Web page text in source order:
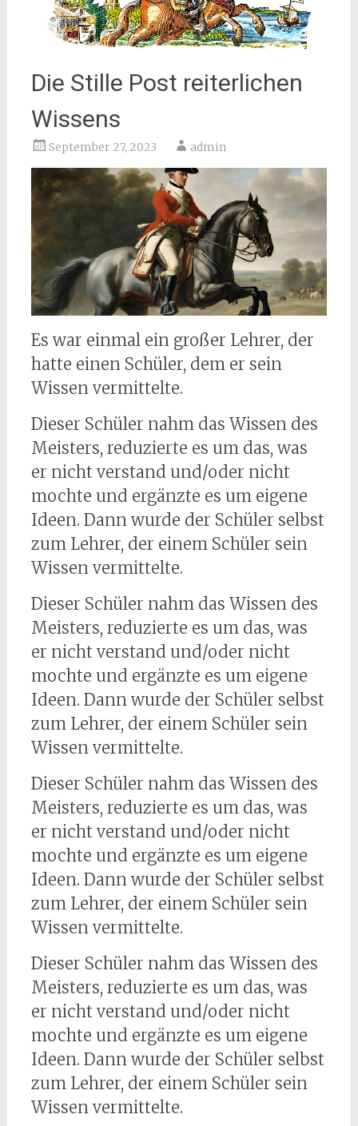
Die Stille Post reiterlichen
Wissens
September 27, 2023 admin
Es war einmal ein großer Lehrer, der
hatte einen Schüler, dem er sein
Wissen vermittelte.
Dieser Schüler nahm das Wissen des
Meisters, reduzierte es um das, was
er nicht verstand und/oder nicht
mochte und ergänzte es um eigene
Ideen. Dann wurde der Schüler selbst
zum Lehrer, der einem Schüler sein
Wissen vermittelte.
Dieser Schüler nahm das Wissen des
Meisters, reduzierte es um das, was
er nicht verstand und/oder nicht
mochte und ergänzte es um eigene
Ideen. Dann wurde der Schüler selbst
zum Lehrer, der einem Schüler sein
Wissen vermittelte.
Dieser Schüler nahm das Wissen des
Meisters, reduzierte es um das, was
er nicht verstand und/oder nicht
mochte und ergänzte es um eigene
Ideen. Dann wurde der Schüler selbst
zum Lehrer, der einem Schüler sein
Wissen vermittelte.
Dieser Schüler nahm das Wissen des
Meisters, reduzierte es um das, was
er nicht verstand und/oder nicht
mochte und ergänzte es um eigene
Ideen. Dann wurde der Schüler selbst
zum Lehrer, der einem Schüler sein
Wissen vermittelte.